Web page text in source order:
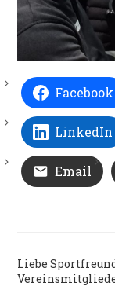
Facebook
LinkedIn
Email
Liebe